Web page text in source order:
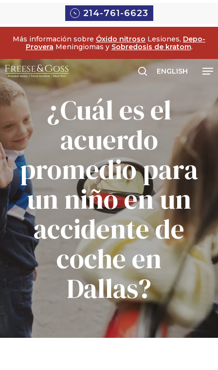
principal
214-761-6623
Más información sobre Óxido nitroso Lesiones, Depo-
Provera Meningiomas y Sobredosis de kratom.
ENGLISH
¿Cuál es el
acuerdo
promedio para
un niño en un
accidente de
coche en
Dallas?